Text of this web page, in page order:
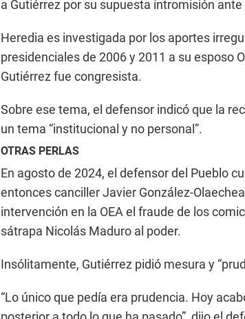
a Gutiérrez por su supuesta intromisión
Heredia es investigada por los aportes
presidenciales de 2006 y 2011 a su esposo
Gutiérrez fue congresista.
Sobre ese tema, el defensor indicó que la
un tema “institucional y no personal”.
OTRAS PERLAS
En agosto de 2024, el defensor del Pueblo
entonces canciller Javier González-
intervención en la OEA el fraude de los
sátrapa Nicolás Maduro al poder.
Insólitamente, Gutiérrez pidió mesura y
“Lo único que pedía era prudencia. Hoy